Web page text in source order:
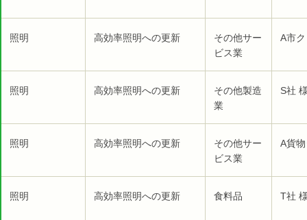
照明 高効率照明への更新
その他サー
ビス業
A市
照明 高効率照明への更新
その他製造
業
S社
照明 高効率照明への更新
その他サー
ビス業
A貨
照明 高効率照明への更新 食料品 T社